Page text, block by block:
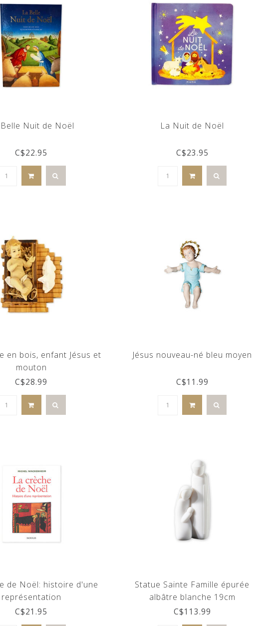
Nuit de Noël
C$22.95
La Nuit de Noël
C$23.95
en bois, enfant Jésus et
mouton
C$28.99
Jésus nouveau-né bleu moyen
C$11.99
de Noël: histoire d'une
représentation
C$21.95
Statue Sainte Famille épurée
albâtre blanche 19cm
C$113.99